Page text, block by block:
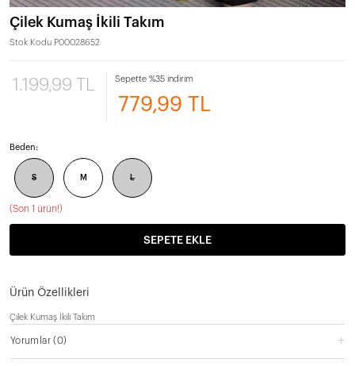
Çilek Kumaş İkili Takım
Stok Kodu P00028652
1.199,99 TL Sepette %35 indirim
779,99 TL
Beden:
S M L
(Son 1 ürün!)
SEPETE EKLE
Ürün Özellikleri
Çilek Kumaş İkili Takım
Yorumlar(0)